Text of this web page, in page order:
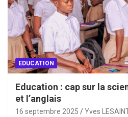
EDUCATION
Education : cap sur la
et l’anglais
16 septembre 2025 Yves